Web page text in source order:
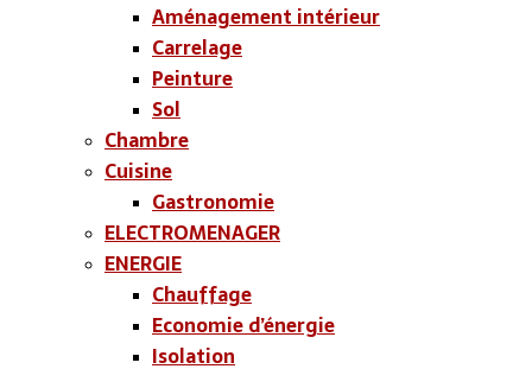
Aménagement intérieur
Carrelage
Peinture
Sol
Chambre
Cuisine
Gastronomie
ELECTROMENAGER
ENERGIE
Chauffage
Economie d’énergie
Isolation